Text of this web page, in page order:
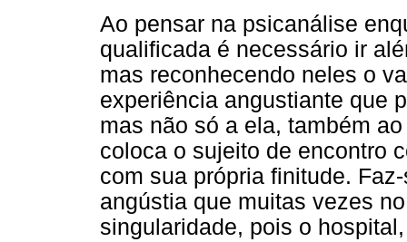
Ao pensar na psicanálise
qualificada é necessário ir
mas reconhecendo neles o
experiência angustiante que
mas não só a ela, também
coloca o sujeito de encontro
com sua própria finitude.
angústia que muitas vezes
singularidade, pois o